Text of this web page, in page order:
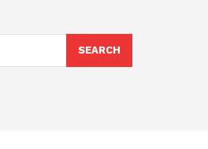
SEARCH